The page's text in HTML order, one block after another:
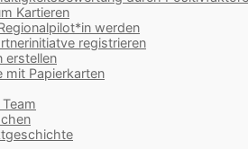
Kartieren
werden
registrieren
erstellen
mit Papierkarten